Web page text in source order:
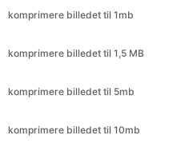
komprimere billedet til 5mb
komprimere billedet til 10mb
komprimere billedet til 3mb
komprimere billedet til 20mb